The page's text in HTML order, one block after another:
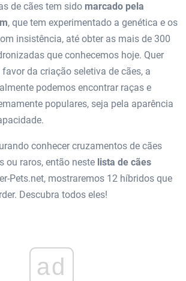
de cães tem sido marcado pela
, que tem experimentado a genética e os
insistência, até obter as mais de 300
que conhecemos hoje. Quer
da criação seletiva de cães, a
podemos encontrar raças e
populares, seja pela aparência
conhecer cruzamentos de cães
ou raros, então neste lista de cães
Pets.net, mostraremos 12 híbridos que
Descubra todos eles!
ad